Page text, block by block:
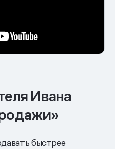
Ивана
быстрее